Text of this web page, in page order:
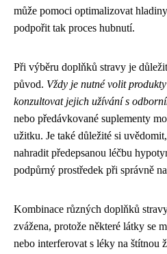
může pomoci optimalizovat
podpořit tak proces hubnutí.
Při výběru doplňků stravy je
původ. Vždy je nutné volit
konzultovat jejich užívání s
nebo předávkované suplementy
užitku. Je také důležité si
nahradit předepsanou léčbu
podpůrný prostředek při správně
Kombinace různých doplňků
zvážena, protože některé látky se
nebo interferovat s léky na štítnou